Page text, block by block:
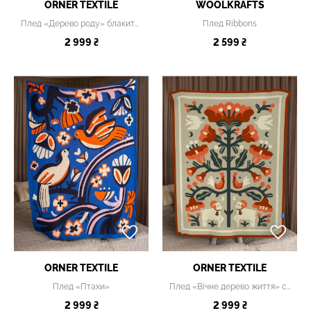
ORNER TEXTILE
Плед «Дерево роду» блакитний
2 999 ₴
WOOLKRAFTS
Плед Ribbons
2 599 ₴
ORNER TEXTILE
Плед «Птахи»
2 999 ₴
ORNER TEXTILE
Плед «Вічне дерево життя» світлий
2 999 ₴